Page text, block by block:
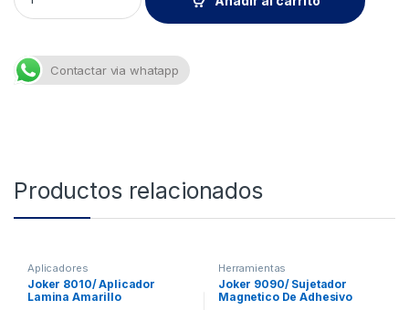
Contactar via whatapp
Productos relacionados
Aplicadores
Joker 8010/ Aplicador
Lamina Amarillo
Herramientas
Joker 9090/ Sujetador
Magnetico De Adhesivo